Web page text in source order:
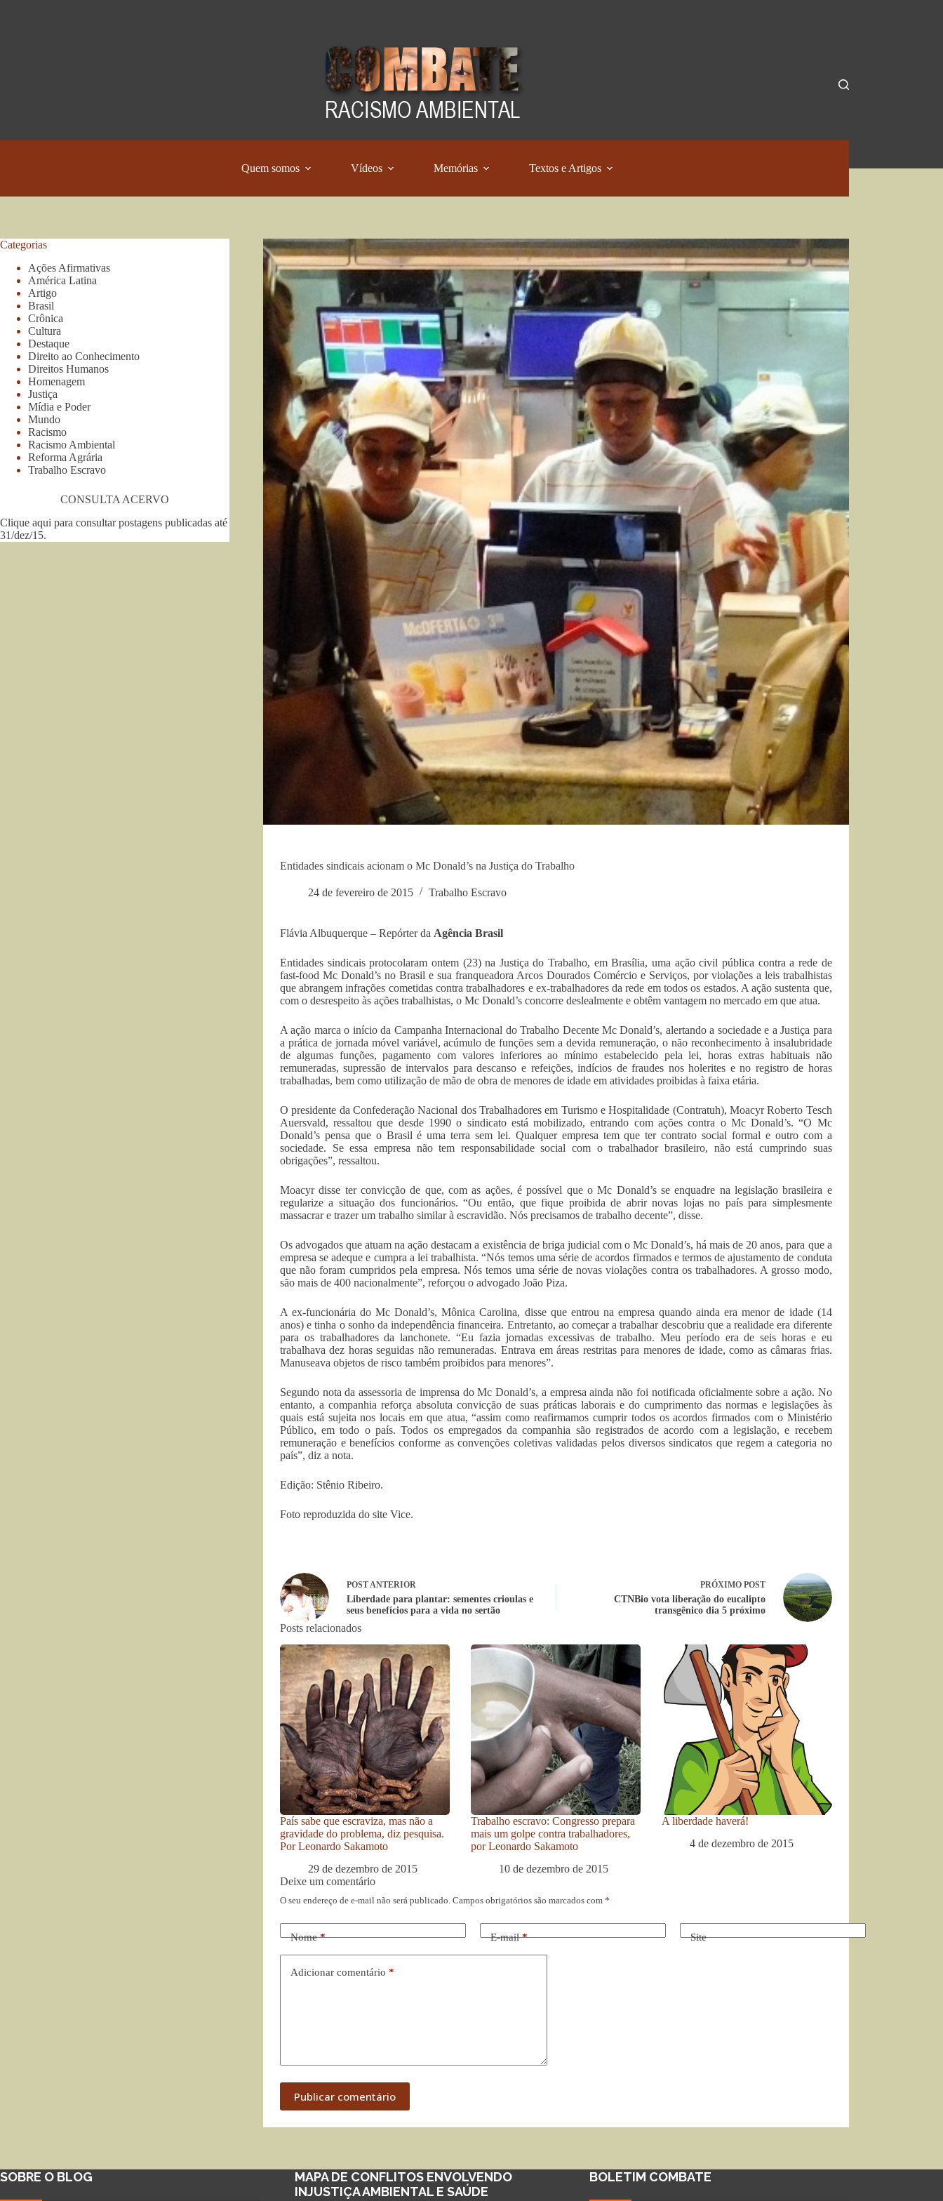
Quem somos Vídeos Memórias Textos e Artigos
Entidades sindicais acionam o Mc Donald’s na Justiça do Trabalho
24 de fevereiro de 2015 Trabalho Escravo
Flávia Albuquerque – Repórter da Agência Brasil
Entidades sindicais protocolaram ontem (23) na Justiça do Trabalho, em Brasília, uma ação civil pública contra a rede de
fast-food Mc Donald’s no Brasil e sua franqueadora Arcos Dourados Comércio e Serviços, por violações a leis trabalhistas
que abrangem infrações cometidas contra trabalhadores e ex-trabalhadores da rede em todos os estados. A ação sustenta que,
com o desrespeito às ações trabalhistas, o Mc Donald’s concorre deslealmente e obtêm vantagem no mercado em que atua.
A ação marca o início da Campanha Internacional do Trabalho Decente Mc Donald’s, alertando a sociedade e a Justiça para
a prática de jornada móvel variável, acúmulo de funções sem a devida remuneração, o não reconhecimento à insalubridade
de algumas funções, pagamento com valores inferiores ao mínimo estabelecido pela lei, horas extras habituais não
remuneradas, supressão de intervalos para descanso e refeições, indícios de fraudes nos holerites e no registro de horas
trabalhadas, bem como utilização de mão de obra de menores de idade em atividades proibidas à faixa etária.
O presidente da Confederação Nacional dos Trabalhadores em Turismo e Hospitalidade (Contratuh), Moacyr Roberto Tesch
Auersvald, ressaltou que desde 1990 o sindicato está mobilizado, entrando com ações contra o Mc Donald’s. “O Mc
Donald’s pensa que o Brasil é uma terra sem lei. Qualquer empresa tem que ter contrato social formal e outro com a
sociedade. Se essa empresa não tem responsabilidade social com o trabalhador brasileiro, não está cumprindo suas
obrigações”, ressaltou.
Moacyr disse ter convicção de que, com as ações, é possível que o Mc Donald’s se enquadre na legislação brasileira e
regularize a situação dos funcionários. “Ou então, que fique proibida de abrir novas lojas no país para simplesmente
massacrar e trazer um trabalho similar à escravidão. Nós precisamos de trabalho decente”, disse.
Os advogados que atuam na ação destacam a existência de briga judicial com o Mc Donald’s, há mais de 20 anos, para que a
empresa se adeque e cumpra a lei trabalhista. “Nós temos uma série de acordos firmados e termos de ajustamento de conduta
que não foram cumpridos pela empresa. Nós temos uma série de novas violações contra os trabalhadores. A grosso modo,
são mais de 400 nacionalmente”, reforçou o advogado João Piza.
A ex-funcionária do Mc Donald’s, Mônica Carolina, disse que entrou na empresa quando ainda era menor de idade (14
anos) e tinha o sonho da independência financeira. Entretanto, ao começar a trabalhar descobriu que a realidade era diferente
para os trabalhadores da lanchonete. “Eu fazia jornadas excessivas de trabalho. Meu período era de seis horas e eu
trabalhava dez horas seguidas não remuneradas. Entrava em áreas restritas para menores de idade, como as câmaras frias.
Manuseava objetos de risco também proibidos para menores”.
Segundo nota da assessoria de imprensa do Mc Donald’s, a empresa ainda não foi notificada oficialmente sobre a ação. No
entanto, a companhia reforça absoluta convicção de suas práticas laborais e do cumprimento das normas e legislações às
quais está sujeita nos locais em que atua, “assim como reafirmamos cumprir todos os acordos firmados com o Ministério
Público, em todo o país. Todos os empregados da companhia são registrados de acordo com a legislação, e recebem
remuneração e benefícios conforme as convenções coletivas validadas pelos diversos sindicatos que regem a categoria no
país”, diz a nota.
Edição: Stênio Ribeiro.
Foto reproduzida do site Vice.
POSTANTERIOR
Liberdade para plantar: sementes crioulas e
seus benefícios para a vida no sertão
PRÓXIMO POST
CTNBio vota liberação do eucalipto
transgênico dia 5 próximo
Posts relacionados
País sabe que escraviza, mas não a
gravidade do problema, diz pesquisa.
Por Leonardo Sakamoto
29 de dezembro de 2015
Trabalho escravo: Congresso prepara
mais um golpe contra trabalhadores,
por Leonardo Sakamoto
10 de dezembro de 2015
A liberdade haverá!
4 de dezembro de 2015
Deixe um comentário
O seu endereço de e-mail não será publicado. Campos obrigatórios são marcados com *
Nome* E-mail* Site
Adicionar comentário *
Publicar comentário
Categorias
Ações Afirmativas
América Latina
Artigo
Brasil
Crônica
Cultura
Destaque
Direito ao Conhecimento
Direitos Humanos
Homenagem
Justiça
Mídia e Poder
Mundo
Racismo
Racismo Ambiental
Reforma Agrária
Trabalho Escravo
CONSULTA ACERVO
Clique aqui para consultar postagens publicadas até
31/dez/15.
SOBRE O BLOG
MAPA DE CONFLITOS ENVOLVENDO
INJUSTIÇA AMBIENTAL E SAÚDE
BOLETIM COMBATE